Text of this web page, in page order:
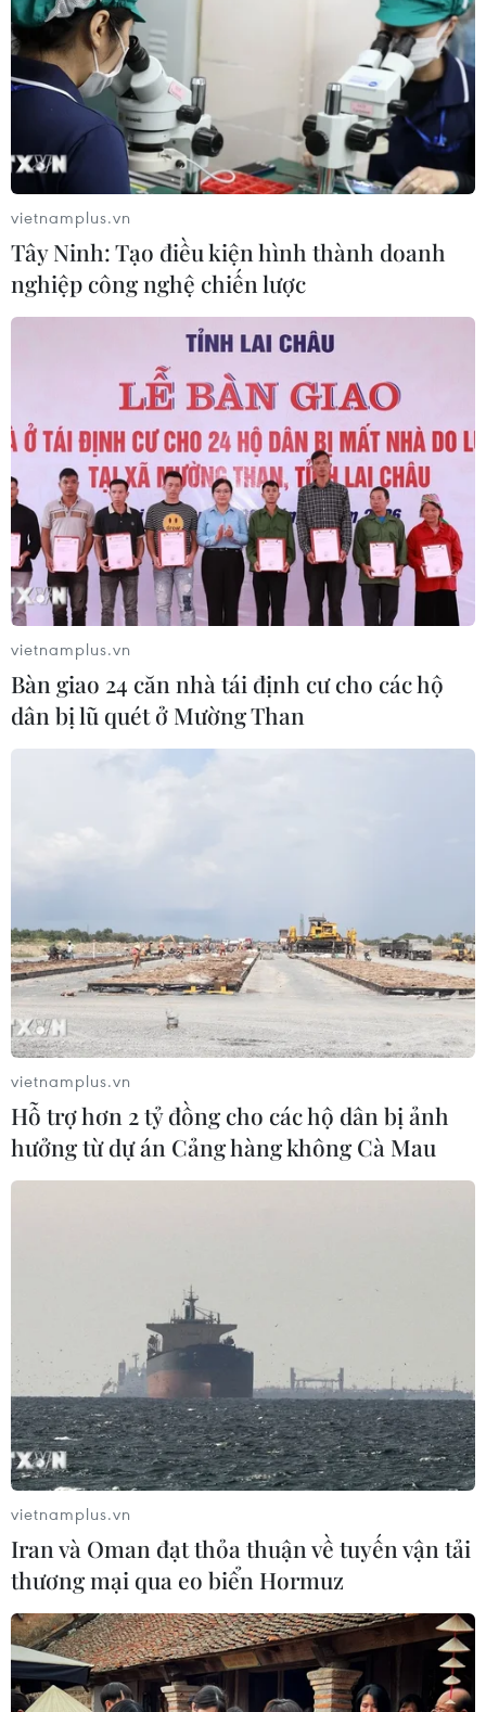
vietnamplus.vn
Tây Ninh: Tạo điều kiện hình thành doanh
nghiệp công nghệ chiến lược
vietnamplus.vn
Bàn giao 24 căn nhà tái định cư cho các hộ
dân bị lũ quét ở Mường Than
vietnamplus.vn
Hỗ trợ hơn 2 tỷ đồng cho các hộ dân bị ảnh
hưởng từ dự án Cảng hàng không Cà Mau
vietnamplus.vn
Iran và Oman đạt thỏa thuận về tuyến vận tải
thương mại qua eo biển Hormuz